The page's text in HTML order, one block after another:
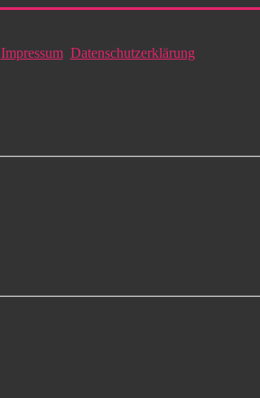
Impressum Datenschutzerklärung